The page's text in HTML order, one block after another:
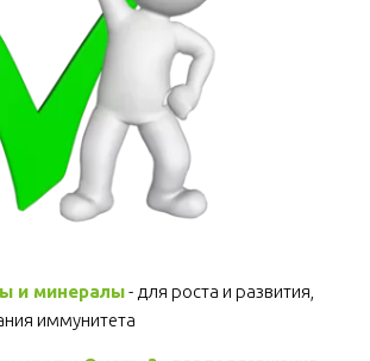
и минералы - для роста и развития,
иммунитета